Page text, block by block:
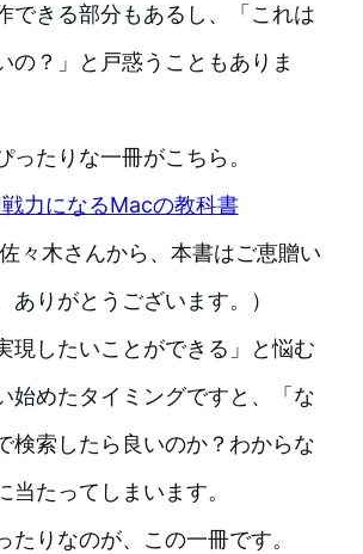
できる部分もあるし、「これは
の？」と戸惑うこともありま
ったりな一冊がこちら。
力になるMacの教科書
々木さんから、本書はご恵贈い
ありがとうございます。）
現したいことができる」と悩む
始めたタイミングですと、「な
検索したら良いのか？わからな
当たってしまいます。
たりなのが、この一冊です。